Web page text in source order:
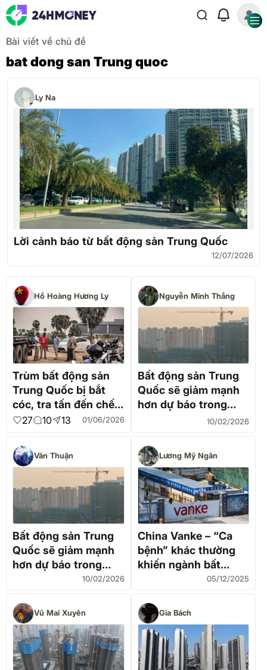
Bài viết về chủ đề
bat dong san Trung quoc
Ly Na
Lời cảnh báo từ bất động sản Trung Quốc
12/07/2026
Hồ Hoàng Hương Ly
Trùm bất động sản
Trung Quốc bị bắt
cóc, tra tấn đến chết
ở Campuchia
27 10 13 01/06/2026
Nguyễn Minh Thắng
Bất động sản Trung
Quốc sẽ giảm mạnh
hơn dự báo trong
10/02/2026
Văn Thuận
Bất động sản Trung
Quốc sẽ giảm mạnh
hơn dự báo trong
10/02/2026
Lương Mỹ Ngân
China Vanke – “Ca
bệnh” khác thường
khiến ngành bất
động sản Trung Quốc
05/12/2025
Vũ Mai Xuyên Gia Bách